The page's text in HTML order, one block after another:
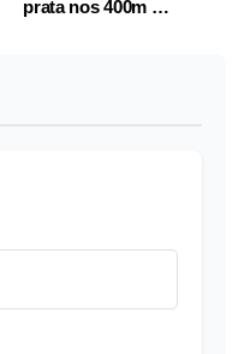
prata nos 400m do